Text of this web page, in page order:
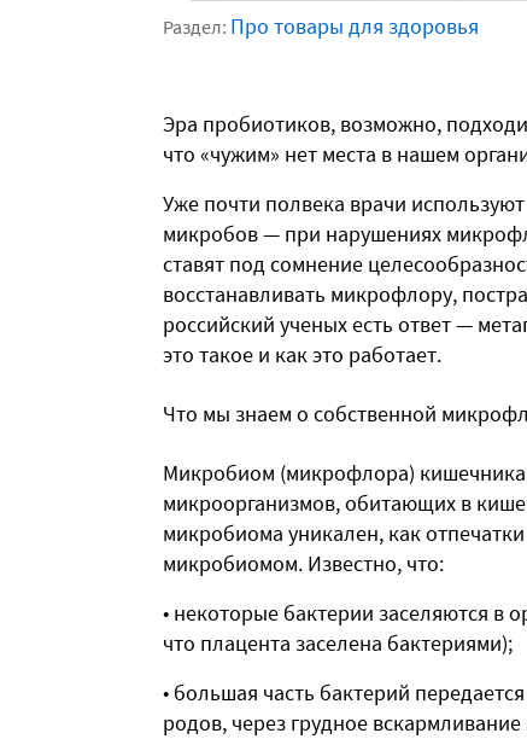
Раздел: Про товары для здоровья
Эра пробиотиков, возможно,
что «чужим» нет места в нашем
Уже почти полвека врачи
микробов — при нарушениях
ставят под сомнение
восстанавливать микрофлору,
российский ученых есть ответ —
это такое и как это работает.
Что мы знаем о собственной
Микробиом (микрофлора)
микроорганизмов, обитающих в
микробиома уникален, как
микробиомом. Известно, что:
• некоторые бактерии заселяются в
что плацента заселена бактериями);
• большая часть бактерий
родов, через грудное